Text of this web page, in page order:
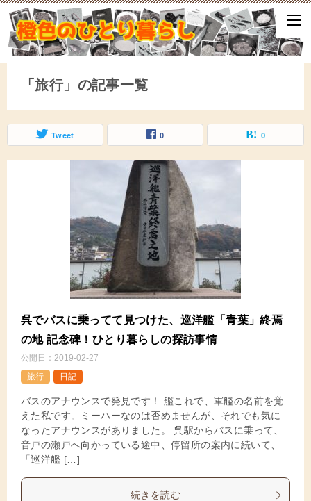
ひとり暮らしをしながら、気づいたことや、ふと思ったこと、試して
となどをアップしていきます。
「旅行」の記事一覧
Tweet 0 0
呉でバスに乗ってて見つけた、巡洋艦「青葉」終焉
の地 記念碑！ひとり暮らしの探訪事情
公開日： 2019-02-27
旅行
日記
バスのアナウンスで発見です！ 艦これで、軍艦の名前を覚
えた私です。ミーハーなのは否めませんが、それでも気に
なったアナウンスがありました。 呉駅からバスに乗って、
音戸の瀬戸へ向かっている途中、停留所の案内に続いて、
「巡洋艦 […]
続きを読む